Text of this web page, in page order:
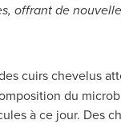
offrant de
cuirs chevelus
du
à ce jour. Des